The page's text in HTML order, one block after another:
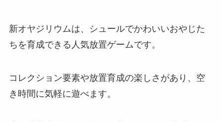
新オヤジリウムは、シュールでかわいいおやじた
ちを育成できる人気放置ゲームです。
コレクション要素や放置育成の楽しさがあり、空
き時間に気軽に遊べます。